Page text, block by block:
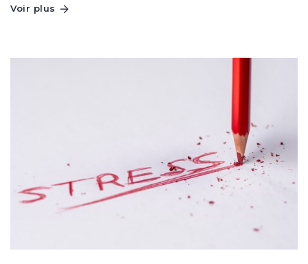
Voir plus